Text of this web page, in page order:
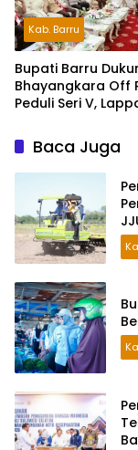
Kab. Barru
Bupati Barru
Bhayangkara Off
Peduli Seri V,
PesertaBaca Juga